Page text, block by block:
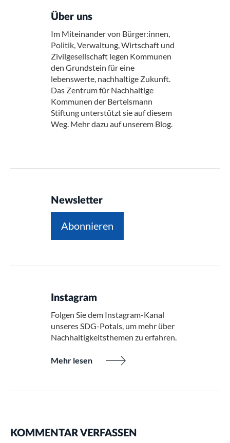
Über uns
Im Miteinander von Bürger:innen,
Politik, Verwaltung, Wirtschaft und
Zivilgesellschaft legen Kommunen
den Grundstein für eine
lebenswerte, nachhaltige Zukunft.
Das Zentrum für Nachhaltige
Kommunen der Bertelsmann
Stiftung unterstützt sie auf diesem
Weg. Mehr dazu auf unserem Blog.
Newsletter
Abonnieren
Instagram
Folgen Sie dem Instagram-Kanal
unseres SDG-Potals, um mehr über
Nachhaltigkeitsthemen zu erfahren.
Mehr lesen
KOMMENTAR VERFASSEN